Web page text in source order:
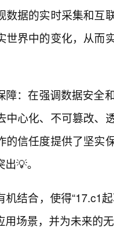
数据的实时采集和互
世界中的变化，从而
障：在强调数据安全
心化、不可篡改、
的信任度提供了坚实
💡。
机结合，使得“17.c1
场景，并为未来的